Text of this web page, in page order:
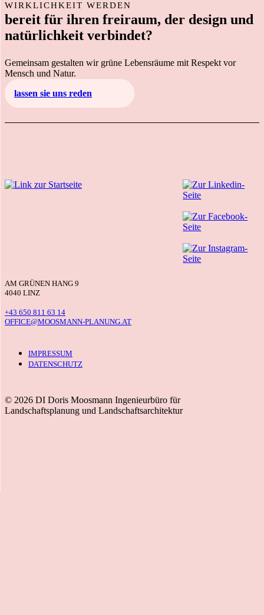
WIRKLICHKEIT WERDEN
bereit für ihren freiraum, der design und
natürlichkeit verbindet?
Gemeinsam gestalten wir grüne Lebensräume mit Respekt vor
Mensch und Natur.
lassen sie uns reden
AM GRÜNEN HANG 9
4040 LINZ
+43 650 811 63 14
OFFICE@MOOSMANN-PLANUNG.AT
IMPRESSUM
DATENSCHUTZ
© 2026 DI Doris Moosmann Ingenieurbüro für
Landschaftsplanung und Landschaftsarchitektur